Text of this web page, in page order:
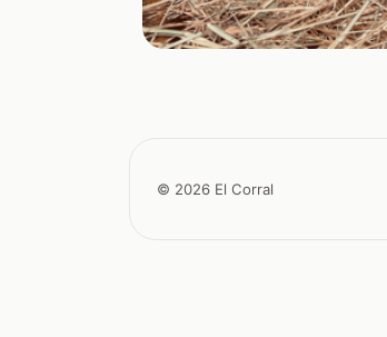
© 2026 El Corral